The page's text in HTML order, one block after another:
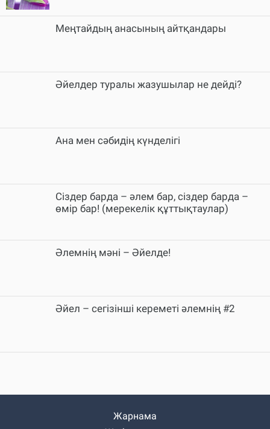
Меңтайдың анасының айтқандары
Әйелдер туралы жазушылар не дейді?
Ана мен сәбидің күнделігі
Сіздер барда – әлем бар, сіздер барда –
өмір бар! (мерекелік құттықтаулар)
Әлемнің мәні – Әйелде!
Әйел – сегізінші кереметі әлемнің #2
Жарнама